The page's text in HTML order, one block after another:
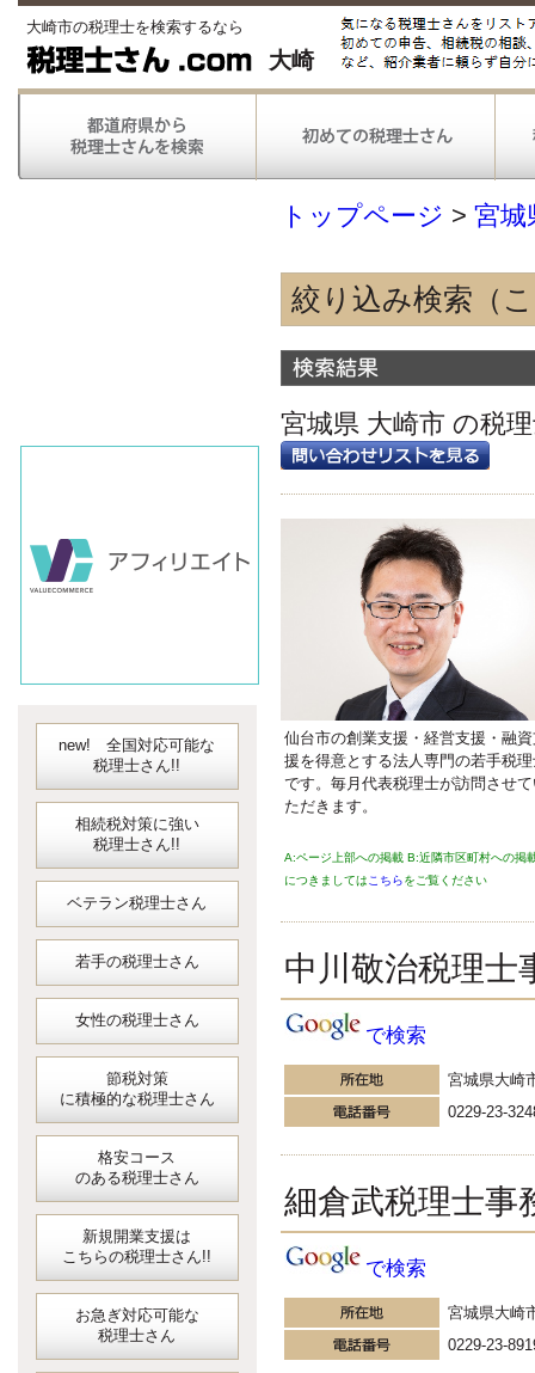
大崎市の税理士を検索するなら
大崎
new! 全国対応可能な
税理士さん!!
相続税対策に強い
税理士さん!!
ベテラン税理士さん
若手の税理士さん
女性の税理士さん
節税対策
に積極的な税理士さん
格安コース
のある税理士さん
新規開業支援は
こちらの税理士さん!!
お急ぎ対応可能な
税理士さん
トップページ > 宮城
絞り込み検索（
得意な業種
情報通信
不動産
医療
得意な業務
税務申告
税務調査対応
対応可能な
会計ソフト
弥生会計
JDLIBEX出納
宮城県 大崎市 の税
仙台市の創業支援・経営支援・融
援を得意とする法人専門の若手税
です。毎月代表税理士が訪問させ
ただきます。
A:ページ上部への掲載 B:近隣市区町村への掲
につきましては こちらをご覧ください
中川敬治税理士
で検索
宮城県大崎
0229-23-
細倉武税理士事
で検索
宮城県大崎
0229-23-